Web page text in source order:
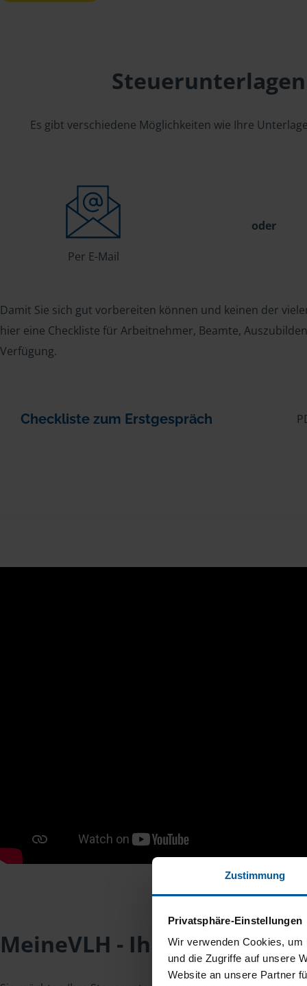
Zustimmung
Privatsphäre-Einstellungen
Wir verwenden Cookies,
und die Zugriffe auf unsere
Website an unsere Partner
Es gibt verschiedene Möglichkeiten wie Ihre
Per E-Mail
oder
Damit Sie sich gut vorbereiten können und keinen der
hier eine Checkliste für Arbeitnehmer, Beamte,
Verfügung.
Checkliste zum Erstgespräch
MeineVLH - Ihr